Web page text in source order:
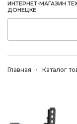
ИНТЕРНЕТ-МАГАЗИН
ДОНЕЦКЕ
Главная Каталог